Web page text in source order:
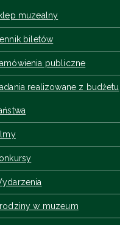
muzealny
biletów
publiczne
realizowane z budżetu
w muzeum